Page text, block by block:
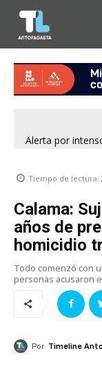
Alerta por
Tiempo de lectura:
Calama:
años de
homicidio
Todo comenzó con
personas acusaron
Por Timeline